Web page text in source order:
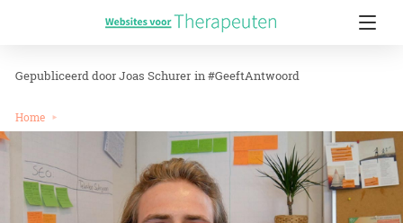
Joas Schurer in#GeeftAntwoord
Home